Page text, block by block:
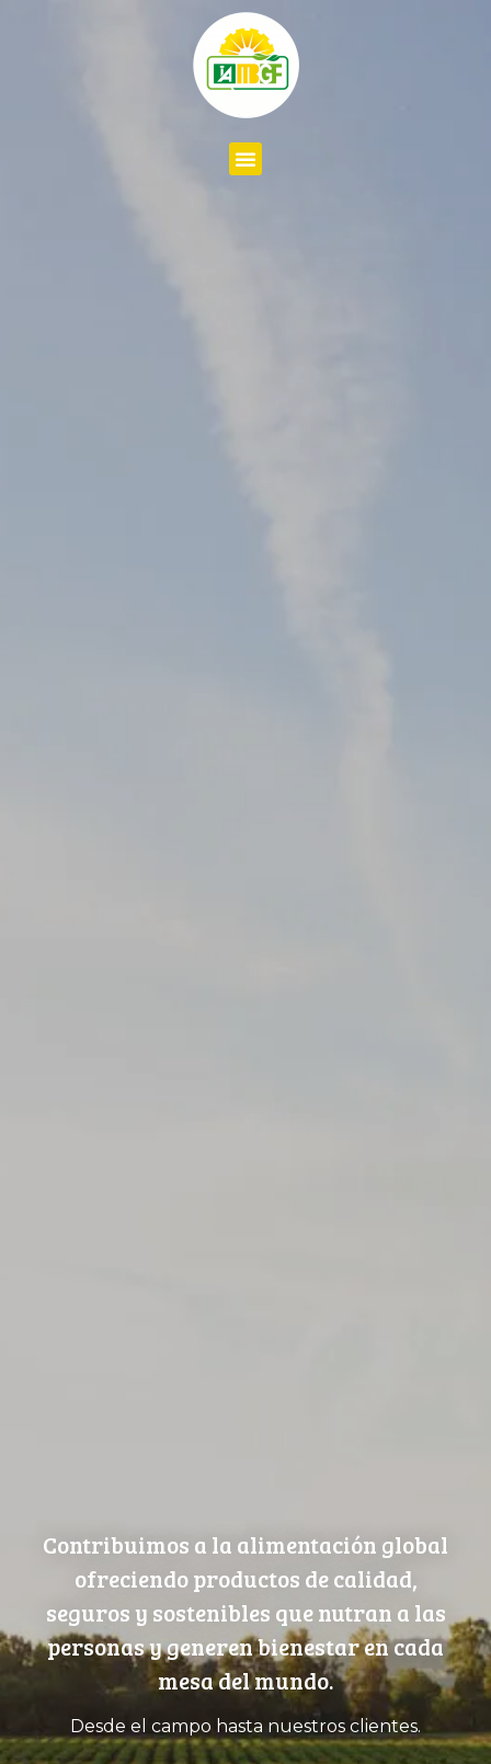
Contribuimos a la alimentación global
ofreciendo productos de calidad,
seguros y sostenibles que nutran a las
personas y generen bienestar en cada
mesa del mundo.
Desde el campo hasta nuestros clientes.